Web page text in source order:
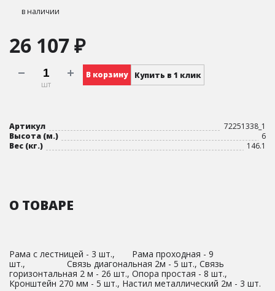
в наличии
26 107 ₽
шт
В корзину Купить в 1 клик
Артикул
72251338_1
Высота (м.)
6
Вес (кг.)
146.1
О ТОВАРЕ
Рама с лестницей - 3 шт., Рама проходная - 9
шт., Связь диагональная 2м - 5 шт., Связь
горизонтальная 2 м - 26 шт., Опора простая - 8 шт.,
Кронштейн 270 мм - 5 шт., Настил металлический 2м - 3 шт.